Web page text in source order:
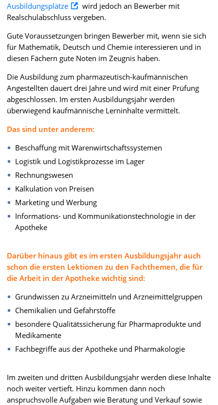
Ausbildungsplätze
wird jedoch an Bewerber mit
Realschulabschluss vergeben.
Gute Voraussetzungen bringen Bewerber mit, wenn sie sich
für Mathematik, Deutsch und Chemie interessieren und in
diesen Fächern gute Noten im Zeugnis haben.
Die Ausbildung zum pharmazeutisch-kaufmännischen
Angestellten dauert drei Jahre und wird mit einer Prüfung
abgeschlossen. Im ersten Ausbildungsjahr werden
überwiegend kaufmännische Lerninhalte vermittelt.
Das sind unter anderem:
Beschaffung mit Warenwirtschaftssystemen
Logistik und Logistikprozesse im Lager
Rechnungswesen
Kalkulation von Preisen
Marketing und Werbung
Informations- und Kommunikationstechnologie in der
Apotheke
Darüber hinaus gibt es im ersten Ausbildungsjahr auch
schon die ersten Lektionen zu den Fachthemen, die für
die Arbeit in der Apotheke wichtig sind:
Grundwissen zu Arzneimitteln und Arzneimittelgruppen
Chemikalien und Gefahrstoffe
besondere Qualitätssicherung für Pharmaprodukte und
Medikamente
Fachbegriffe aus der Apotheke und Pharmakologie
Im zweiten und dritten Ausbildungsjahr werden diese Inhalte
noch weiter vertieft. Hinzu kommen dann noch
anspruchsvolle Aufgaben wie Beratung und Verkauf sowie